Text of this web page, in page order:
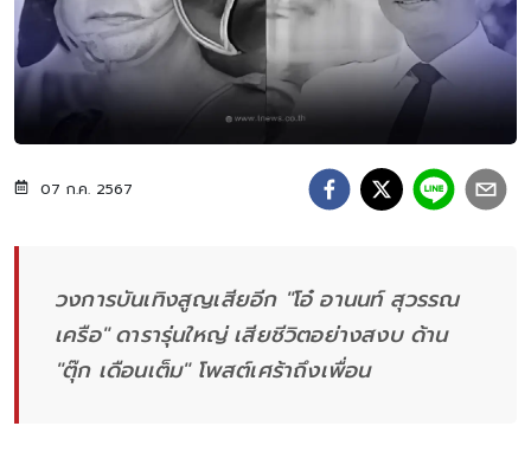
07 ก.ค. 2567
วงการบันเทิงสูญเสียอีก "โอ๋ อานนท์ สุวรรณ
เครือ" ดารารุ่นใหญ่ เสียชีวิตอย่างสงบ ด้าน
"ตุ๊ก เดือนเต็ม" โพสต์เศร้าถึงเพื่อน